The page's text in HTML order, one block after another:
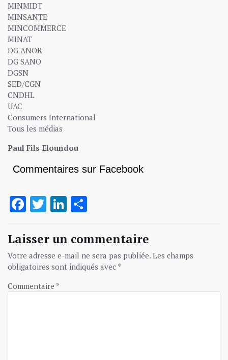
MINMIDT
MINSANTE
MINCOMMERCE
MINAT
DG ANOR
DG SANO
DGSN
SED/CGN
CNDHL
UAC
Consumers International
Tous les médias
Paul Fils Eloundou
Commentaires sur Facebook
Facebook
TwitterLinkedIn
Laisser un commentaire
Votre adresse e-mail ne sera pas publiée. Les champs
obligatoires sont indiqués avec *
Commentaire *